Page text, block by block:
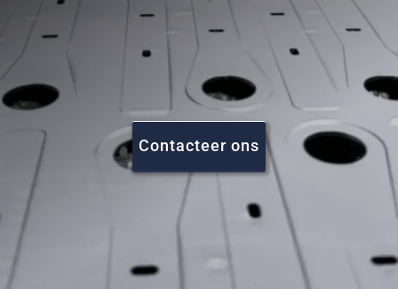
Poederlakken
Projecten
FAQ
Vacatures
Contacteer ons